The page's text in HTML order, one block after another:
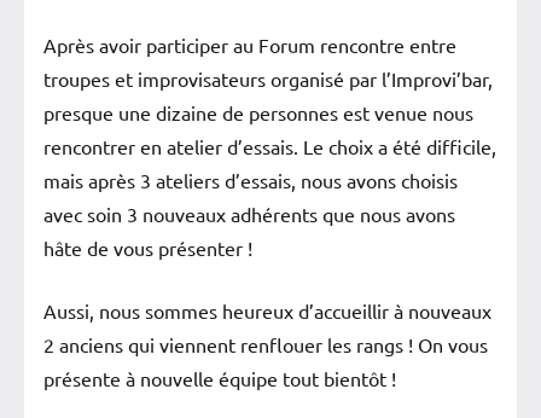
Après avoir participer au Forum rencontre entre
troupes et improvisateurs organisé par l’Improvi’bar,
presque une dizaine de personnes est venue nous
rencontrer en atelier d’essais. Le choix a été difficile,
mais après 3 ateliers d’essais, nous avons choisis
avec soin 3 nouveaux adhérents que nous avons
hâte de vous présenter !
Aussi, nous sommes heureux d’accueillir à nouveaux
2 anciens qui viennent renflouer les rangs ! On vous
présente à nouvelle équipe tout bientôt !